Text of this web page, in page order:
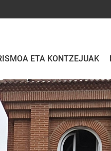
ETA KONTZEJUAK